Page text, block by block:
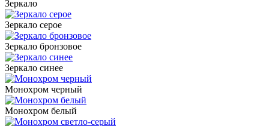
Зеркало
Зеркало серое
Зеркало бронзовое
Зеркало синее
Монохром черный
Монохром белый